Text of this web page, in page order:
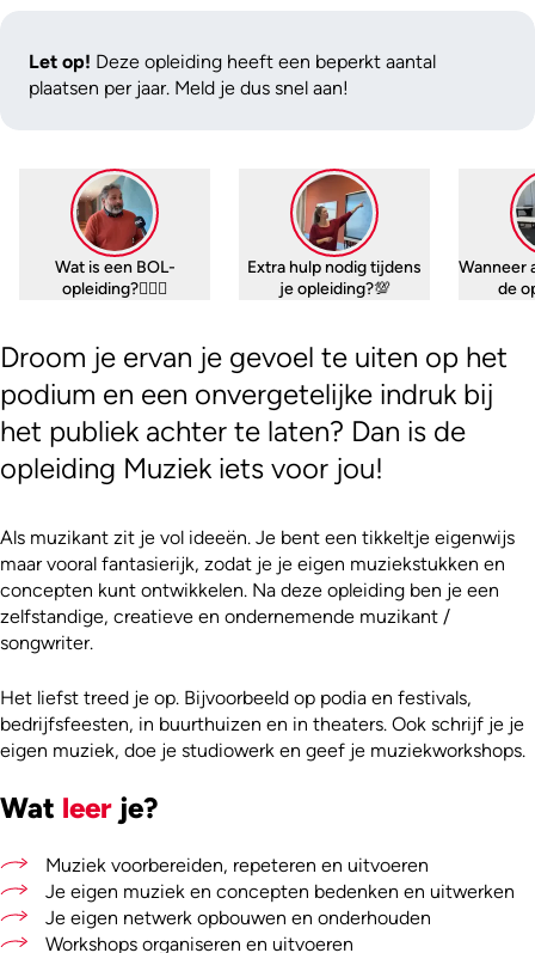
Let op! Deze opleiding heeft een beperkt aantal
plaatsen per jaar. Meld je dus snel aan!
Wat is een BOL-
opleiding?🤷🏼‍♀️
Extra hulp nodig tijdens
je opleiding?💯
Wanneer
de
Droom je ervan je gevoel te uiten op het
podium en een onvergetelijke indruk bij
het publiek achter te laten? Dan is de
opleiding Muziek iets voor jou!
Als muzikant zit je vol ideeën. Je bent een tikkeltje eigenwijs
maar vooral fantasierijk, zodat je je eigen muziekstukken en
concepten kunt ontwikkelen. Na deze opleiding ben je een
zelfstandige, creatieve en ondernemende muzikant /
songwriter.
Het liefst treed je op. Bijvoorbeeld op podia en festivals,
bedrijfsfeesten, in buurthuizen en in theaters. Ook schrijf je je
eigen muziek, doe je studiowerk en geef je muziekworkshops.
Wat leer je?
Muziek voorbereiden, repeteren en uitvoeren
Je eigen muziek en concepten bedenken en uitwerken
Je eigen netwerk opbouwen en onderhouden
Workshops organiseren en uitvoeren